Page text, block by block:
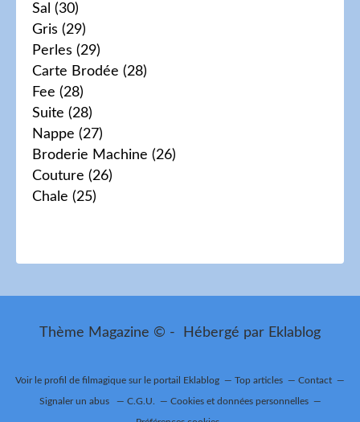
Sal (30)
Gris (29)
Perles (29)
Carte Brodée (28)
Fee (28)
Suite (28)
Nappe (27)
Broderie Machine (26)
Couture (26)
Chale (25)
Thème Magazine © - Hébergé par Eklablog
Voir le profil de filmagique sur le portail Eklablog Top articles Contact
Signaler un abus C.G.U. Cookies et données personnelles